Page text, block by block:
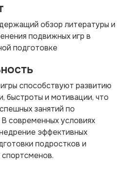
обзор литературы и
подвижных игр в
подготовке
способствуют развитию
быстроты и мотивации, что
занятий по
современных условиях
эффективных
подростков и